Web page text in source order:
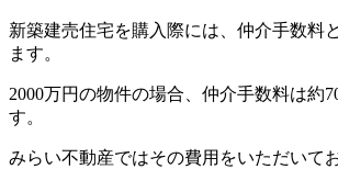
新築建売住宅を購入際には、仲介手数料
ます。
2000万円の物件の場合、仲介手数料は約
す。
みらい不動産ではその費用をいただいて